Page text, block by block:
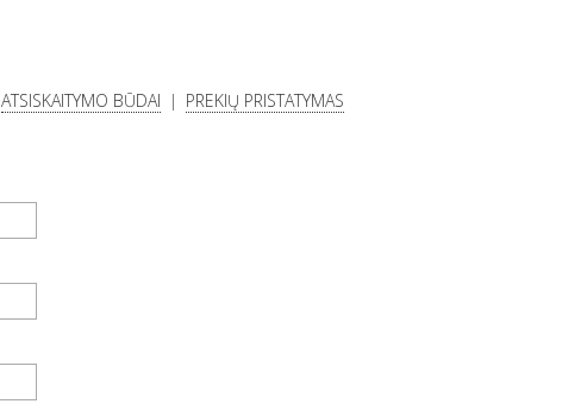
ATSISKAITYMO BŪDAI PREKIŲ PRISTATYMAS